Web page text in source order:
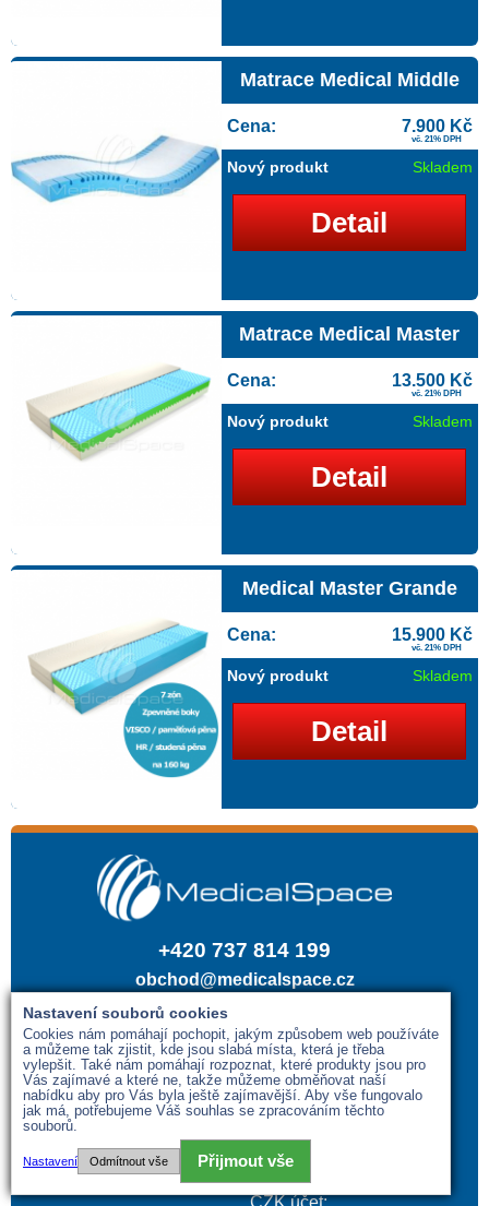
Matrace Medical Middle
Cena: 7.900 Kč
vč. 21% DPH
Nový produkt Skladem
Detail
Matrace Medical Master
Cena: 13.500 Kč
vč. 21% DPH
Nový produkt Skladem
Detail
Medical Master Grande
Cena: 15.900 Kč
vč. 21% DPH
Nový produkt Skladem
Detail
+420 737 814 199
obchod@medicalspace.cz
PRODEJNA
Husova 877
391 11 Planá nad Lužnicí
Česká republika
Pá: 9:00 - 15:00
So, Ne, svátky: po domluvě
SÍDLO / FAKTURAČNÍ
ADRESA
Táboritská 880/14
130 00 Praha 3
Česká republika
IČ: 01605062
DIČ: CZ01605062
Nastavení souborů cookies
Cookies nám pomáhají pochopit, jakým způsobem web používáte
a můžeme tak zjistit, kde jsou slabá místa, která je třeba
vylepšit. Také nám pomáhají rozpoznat, které produkty jsou pro
Vás zajímavé a které ne, takže můžeme obměňovat naší
nabídku aby pro Vás byla ještě zajímavější. Aby vše fungovalo
jak má, potřebujeme Váš souhlas se zpracováním těchto
souborů.
Nastavení Odmítnout vše Přijmout vše